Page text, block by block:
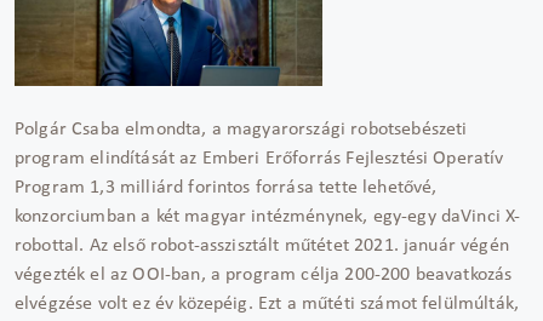
Polgár Csaba elmondta, a magyarországi robotsebészeti
program elindítását az Emberi Erőforrás Fejlesztési Operatív
Program 1,3 milliárd forintos forrása tette lehetővé,
konzorciumban a két magyar intézménynek, egy-egy daVinci X-
robottal. Az első robot-asszisztált műtétet 2021. január végén
végezték el az OOI-ban, a program célja 200-200 beavatkozás
elvégzése volt ez év közepéig. Ezt a műtéti számot felülmúlták,